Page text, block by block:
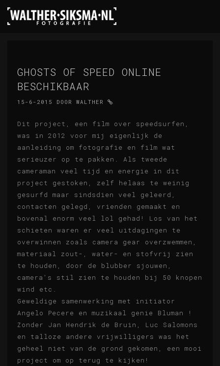
GHOSTS OF SPEED ONLINE
BESCHIKBAAR
15-6-2015 DOOR WALTHER
Dit project, een film over speedsurfen,
was in 2012 voor mij eigenlijk de
aanleiding om fotografie en film wat
serieuzer op te pakken. Als tweede
cameraman veel tijd en energie in dit
project gestoken, zelf helaas te weinig
gesurfd maar sindsdien veel geleerd,
contacten gelegd, vrienden gemaakt en
bovenal enorm veel lol gehad! Los van het
schieten waren er veel uitdagingen te
overwinnen zoals camera gear overzwemmen,
materiaal zout-, water- en stofvrij zien
te houden, door de blubber sjouwen,
camera's stil zien te houden bij 50 knopen
wind etc.
Geweldige samenwerking met initiator
Angelo Pecere en muzikaal genie Bluman !
Zonder Jan Hendrik de Bruin, Luc Salomons
en talloze andere vrijwilligers was het
geheel niet van de grond gekomen, een mooi
project om op terug te kijken!